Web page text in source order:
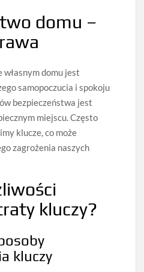
domu –
własnym domu jest
samopoczucia i spokoju
bezpieczeństwa jest
miejscu. Często
klucze, co może
zagrożenia naszych
kluczy?
kluczy